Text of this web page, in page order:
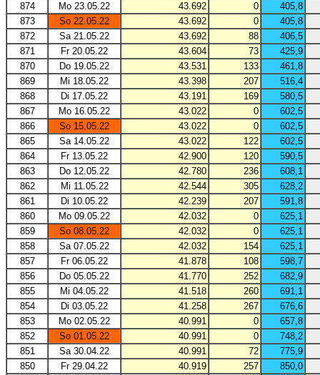
874
Mo 23.05.22 43.692 0
405,8
873
So 22.05.22 43.692 0
405,8
872
Sa 21.05.22 43.692 88
406,5
871
Fr 20.05.22 43.604 73
425,9
870
Do 19.05.22 43.531 133
461,8
869
Mi 18.05.22 43.398 207
516,4
868
Di 17.05.22 43.191 169
580,5
867
Mo 16.05.22 43.022 0
602,5
866
So 15.05.22 43.022 0
602,5
865
Sa 14.05.22 43.022 122
602,5
864
Fr 13.05.22 42.900 120
590,5
863
Do 12.05.22 42.780 236
608,1
862
Mi 11.05.22 42.544 305
628,2
861
Di 10.05.22 42.239 207
591,8
860
Mo 09.05.22 42.032 0
625,1
859
So 08.05.22 42.032 0
625,1
858
Sa 07.05.22 42.032 154
625,1
857
Fr 06.05.22 41.878 108
598,7
856
Do 05.05.22 41.770 252
682,9
855
Mi 04.05.22 41.518 260
691,1
854
Di 03.05.22 41.258 267
676,6
853
Mo 02.05.22 40.991 0
657,8
852
So 01.05.22 40.991 0
748,2
851
Sa 30.04.22 40.991 72
775,9
850
Fr 29.04.22 40.919 257
850,0